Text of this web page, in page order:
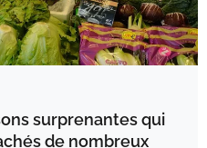
surprenantes qui
de nombreux